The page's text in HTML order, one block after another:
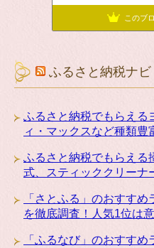
このブ
ふるさと納税ナビ
ふるさと納税でもらえる
ィ・マックスなど種類豊
ふるさと納税でもらえる
式、スティッククリーナ
「さとふる」のおすす
を徹底調査！人気1位は
「ふるなび」のおすす